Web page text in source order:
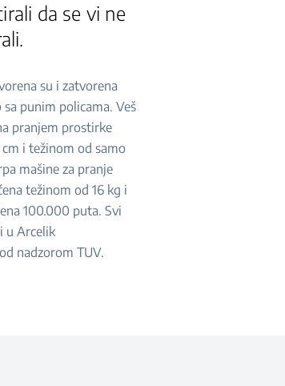
da se vi ne
su i zatvorena
punim policama. Veš
pranjem prostirke
i težinom od samo
mašine za pranje
težinom od 16 kg i
100.000 puta. Svi
u Arcelik
nadzorom TUV.